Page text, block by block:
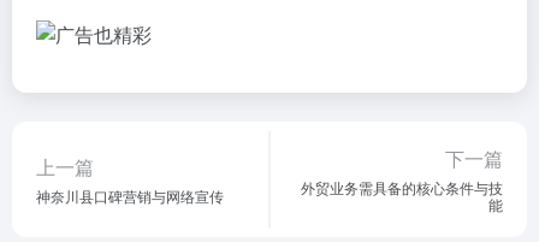
上一篇
神奈川县口碑营销与网络宣传
下一篇
外贸业务需具备的核心条件与技
能